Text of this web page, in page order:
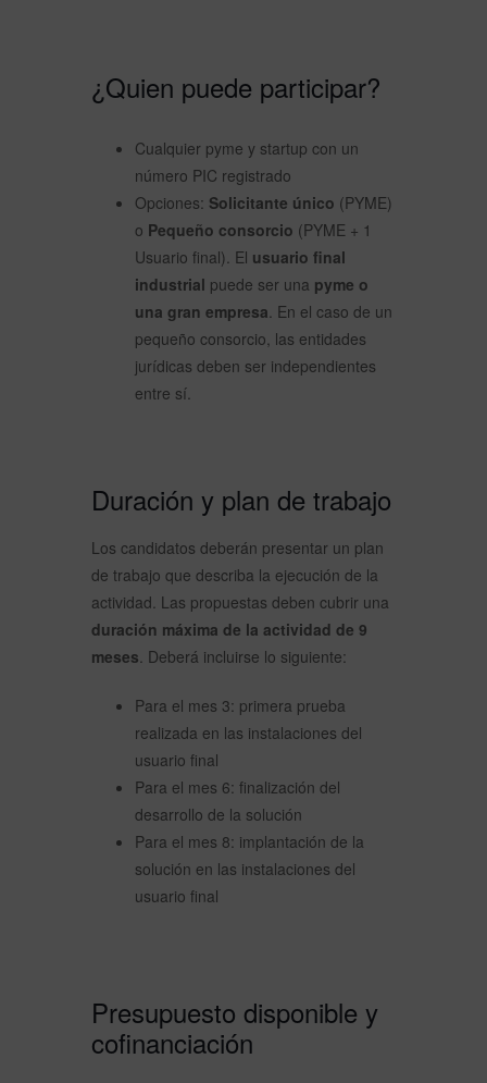
¿Quien puede participar?
Cualquier pyme y startup con un
número PIC registrado
Opciones: Solicitante único (PYME)
o Pequeño consorcio (PYME + 1
Usuario final). El usuario final
industrial puede ser una pyme o
una gran empresa . En el caso de un
pequeño consorcio, las entidades
jurídicas deben ser independientes
entre sí.
Duración y plan de trabajo
Los candidatos deberán presentar un plan
de trabajo que describa la ejecución de la
actividad. Las propuestas deben cubrir una
duración máxima de la actividad de 9
meses . Deberá incluirse lo siguiente:
Para el mes 3: primera prueba
realizada en las instalaciones del
usuario final
Para el mes 6: finalización del
desarrollo de la solución
Para el mes 8: implantación de la
solución en las instalaciones del
usuario final
Presupuesto disponible y
cofinanciación